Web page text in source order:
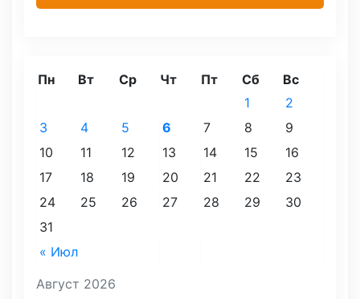
Август 2026
Пн Вт Ср Чт Пт Сб Вс
« Июл
1
2
3
4 5 6 7 8
9
10
11 12 13 14 15
16
17
18 19 20 21 22
23
24
25 26 27 28 29
30
31